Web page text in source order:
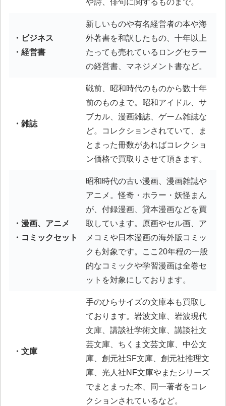
や詩、俳句に関するものまで。
・ビジネス
・経営書
新しいものや有名経営者の本や海
外著書を和訳したもの、十年以上
たっても売れているロングセラー
の経営書、マネジメント書など。
・雑誌
戦前、昭和時代のものから数十年
前のものまで。昭和アイドル、サ
ブカル、漫画雑誌、ゲーム雑誌な
ど。コレクションされていて、ま
とまった冊数があればコレクショ
ン価格で買取りさせて頂きます。
・漫画、アニメ
・コミックセット
昭和時代の古い漫画、漫画雑誌や
アニメ。怪奇・ホラー・妖怪まん
が、付録漫画、貸本漫画などを買
取しています。原画やセル画、ア
メコミや日本漫画の海外版コミッ
クも対象です。ここ20年程の一般
的なコミックや学習漫画は全巻セ
ットを対象にしております。
・文庫
手のひらサイズの文庫本も買取し
ております。岩波文庫、岩波現代
文庫、講談社学術文庫、講談社文
芸文庫、ちくま文芸文庫、中公文
庫、創元社SF文庫、創元社推理文
庫、光人社NF文庫やまたシリーズ
でまとまった本、同一著者をコレ
クションされているなど。